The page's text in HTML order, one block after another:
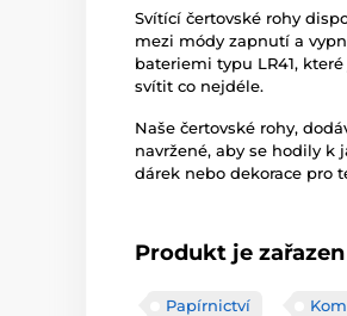
Svítící čertovské rohy
mezi módy zapnutí a
bateriemi typu LR41,
svítit co nejdéle.
Naše čertovské rohy,
navržené, aby se hodily
dárek nebo dekorace pro
Produkt je
Papírnictví